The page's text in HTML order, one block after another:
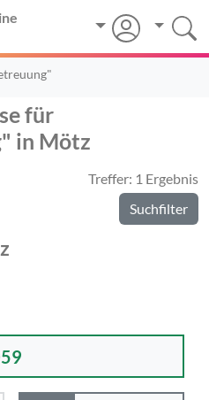
für
in Mötz
Treffer: 1 Ergebnis
Suchfilter